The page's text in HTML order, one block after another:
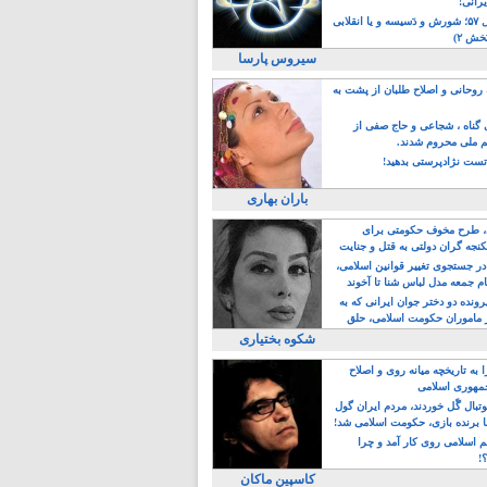
رویداد سال ۵۷؛ شورش و دَسیسه و یا انقلابی
۲)
سیروس پارسا
و اصلاح طلبان از پشت به
گناه ، شجاعی و حاج صفی از
ملی محروم شدند.
نژادپرستی بدهید!
باران بهاری
مخوف حکومتی برای
گران دولتی به قتل و جنایت
جستجوی تغییر قوانین اسلامی،
جمعه مدل لباس شنا تا آخوند
دو دختر جوان ایرانی که به
ماموران حکومت اسلامی، حلق
شکوه بختیاری
به تاریخچه میانه روی و اصلاح
اسلامی
گًل خوردند، مردم ایران گول
برنده بازی، حکومت اسلامی شد!
اسلامی روی کار آمد و چرا
کاسپین ماکان